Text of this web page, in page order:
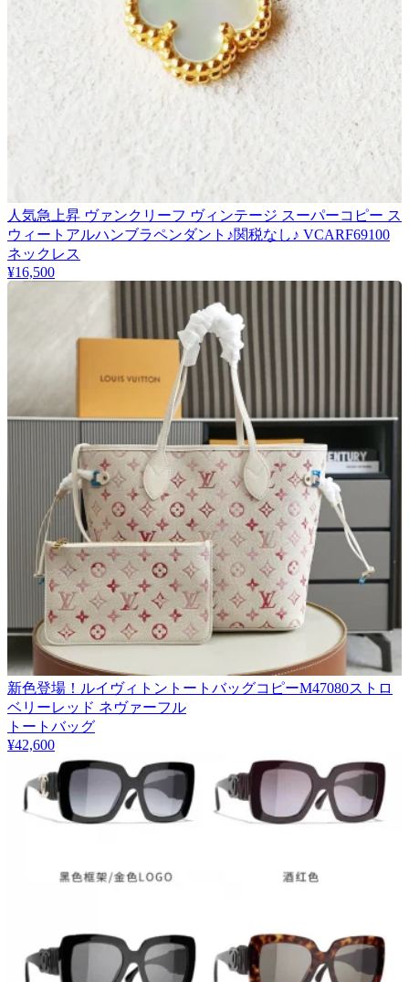
人気急上昇 ヴァンクリーフ ヴィンテージ スーパーコピー ス
ウィートアルハンブラペンダント♪関税なし♪ VCARF69100
ネックレス
¥16,500
新色登場！ルイヴィトントートバッグコピーM47080ストロ
ベリーレッド ネヴァーフル
トートバッグ
¥42,600